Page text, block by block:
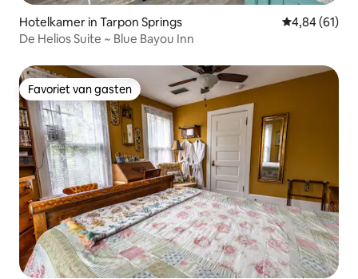
Hotelkamer in Tarpon Springs Gemiddelde
4,84 (61)
De Helios Suite ~ Blue Bayou Inn
Favoriet van gasten
Favoriet van gasten